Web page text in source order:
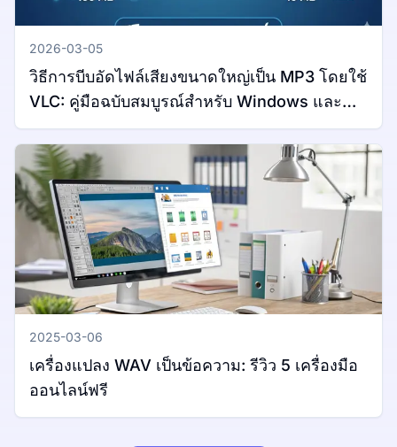
2026-03-05
วิธีการบีบอัดไฟล์เสียงขนาดใหญ่เป็น MP3 โดยใช้
VLC: คู่มือฉบับสมบูรณ์สำหรับ Windows และ
Mac
2025-03-06
เครื่องแปลง WAV เป็นข้อความ: รีวิว 5 เครื่องมือ
ออนไลน์ฟรี